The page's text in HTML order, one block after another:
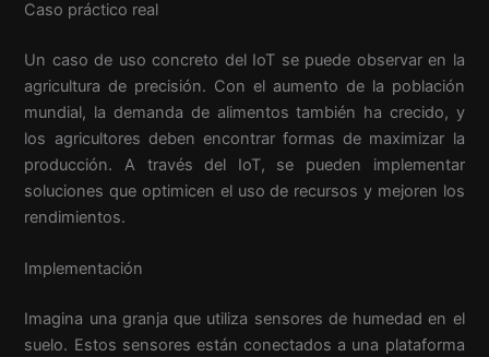
Caso práctico real
Un caso de uso concreto del IoT se puede observar en la
agricultura de precisión. Con el aumento de la población
mundial, la demanda de alimentos también ha crecido, y
los agricultores deben encontrar formas de maximizar la
producción. A través del IoT, se pueden implementar
soluciones que optimicen el uso de recursos y mejoren los
rendimientos.
Implementación
Imagina una granja que utiliza sensores de humedad en el
suelo. Estos sensores están conectados a una plataforma